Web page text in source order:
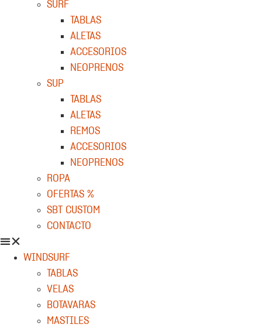
SURF
TABLAS
ALETAS
ACCESORIOS
NEOPRENOS
SUP
TABLAS
ALETAS
REMOS
ACCESORIOS
NEOPRENOS
ROPA
OFERTAS %
SBT CUSTOM
CONTACTO
WINDSURF
TABLAS
VELAS
BOTAVARAS
MASTILES